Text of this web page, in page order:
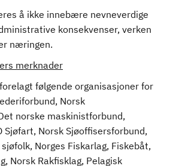
å ikke innebære nevneverdige
konsekvenser, verken
næringen.
merknader
følgende organisasjoner for
Norsk
norske maskinistforbund,
Sjøfart, Norsk Sjøoffisersforbund,
Norges Fiskarlag, Fiskebåt,
Norsk Rakfisklag, Pelagisk